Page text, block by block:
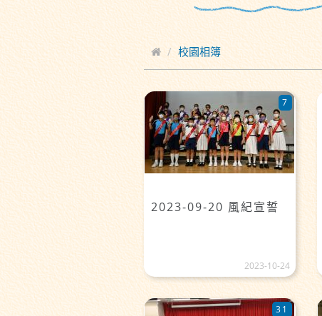
校園相簿
2023-09-20 風紀宣誓
7
2023-10-24
31